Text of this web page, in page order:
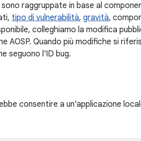
raggruppate in base al
tipo di vulnerabilità, gravità,
colleghiamo la modifica
AOSP. Quando più modifiche si
seguono l'ID bug.
consentire a un'applicazione